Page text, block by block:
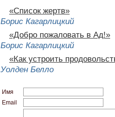
«Список жертв»
Борис Кагарлицкий
«Добро пожаловать в Ад!»
Борис Кагарлицкий
«Как устроить
Уолден Белло
Имя
Email